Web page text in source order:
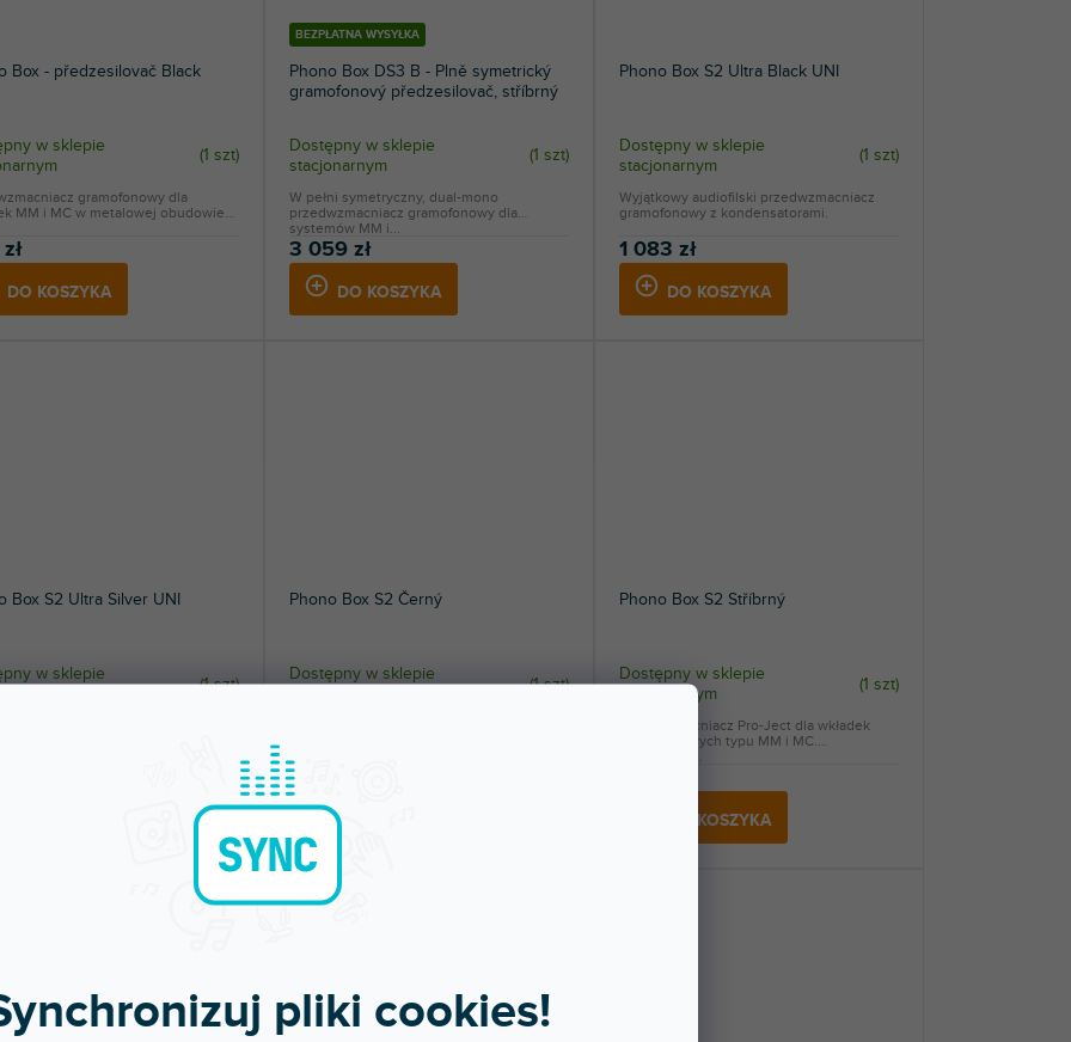
pliki cookies!
Box - předzesilovač Black
w sklepie
(1 szt)
DO KOSZYKA
gramofonowy dla
MM i MC w metalowej obudowie
BEZPŁATNA WYSYŁKA
Phono Box DS3 B - Plně symetrický
gramofonový předzesilovač, stříbrný
Dostępny w sklepie
stacjonarnym
(1 szt)
3 059 zł
DO KOSZYKA
W pełni symetryczny, dual-mono
przedwzmacniacz gramofonowy dla
systemów MM i...
Phono Box S2 Ultra Black UNI
Dostępny w sklepie
stacjonarnym
(1 szt)
1 083 zł
DO KOSZYKA
Wyjątkowy audiofilski przedwzmacniacz
gramofonowy z kondensatorami.
Box S2 Ultra Silver UNI
w sklepie
(1 szt)
Phono Box S2 Černý
Dostępny w sklepie
(1 szt)
785 zł
DO KOSZYKA
Urządzenie...
Phono Box S2 Stříbrný
Dostępny w sklepie
stacjonarnym
(1 szt)
DO KOSZYKA
Przedwzmacniacz Pro-Ject dla wkładek
gramofonowych typu MM i MC.
Urządzenie...